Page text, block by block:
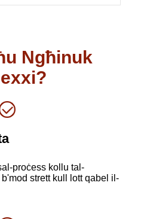
Ngħinuk
proċess kollu tal-
strett kull lott qabel il-